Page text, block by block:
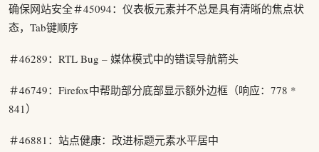
确保网站安全＃45094：仪表板元素并不总是具有清晰的焦点状
态，Tab键顺序
＃46289：RTL Bug – 媒体模式中的错误导航箭头
＃46749：Firefox中帮助部分底部显示额外边框（响应：778 *
841）
＃46881：站点健康：改进标题元素水平居中